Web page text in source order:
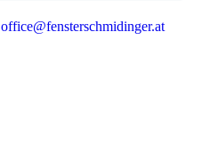
office@fensterschmidinger.at